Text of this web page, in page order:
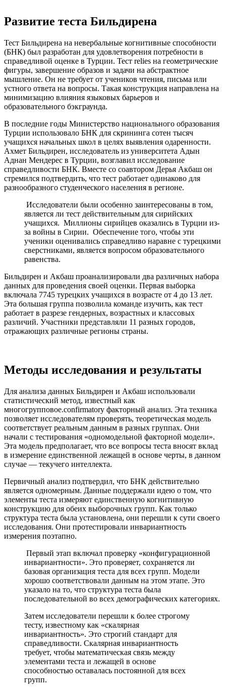
Развитие теста Бильдирена
Тест Бильдирена на невербальные когнитивные способности
(БНК) был разработан для удовлетворения потребности в
справедливой оценке в Турции. Тест relies на геометрические
фигуры, завершение образов и задачи на абстрактное
мышление. Он не требует от учеников чтения, письма или
устного ответа на вопросы. Такая конструкция направлена на
минимизацию влияния языковых барьеров и
образовательного бэкграунда.
В последние годы Министерство национального образования
Турции использовало БНК для скрининга сотен тысяч
учащихся начальных школ в целях выявления одаренности.
Ахмет Бильдирен, исследователь из университета Адын
Аднан Мендерес в Турции, возглавил исследование
справедливости БНК. Вместе со соавтором Дерья Акбаш он
стремился подтвердить, что тест работает одинаково для
разнообразного студенческого населения в регионе.
Исследователи были особенно заинтересованы в том,
является ли тест действительным для сирийских
учащихся. Миллионы сирийцев оказались в Турции из-
за войны в Сирии. Обеспечение того, чтобы эти
ученики оценивались справедливо наравне с турецкими
сверстниками, является вопросом образовательного
равенства.
Бильдирен и Акбаш проанализировали два различных набора
данных для проведения своей оценки. Первая выборка
включала 7745 турецких учащихся в возрасте от 4 до 13 лет.
Эта большая группа позволила команде изучить, как тест
работает в разрезе гендерных, возрастных и классовых
различий. Участники представляли 11 разных городов,
отражающих различные регионы страны.
Методы исследования и результаты
Для анализа данных Бильдирен и Акбаш использовали
статистический метод, известный как
многогрупповое.confirmatory факторный анализ. Эта техника
позволяет исследователям проверять, теоретическая модель
соответствует реальным данным в разных группах. Они
начали с тестирования «одномодельной факторной модели».
Эта модель предполагает, что все вопросы теста вносят вклад
в измерение единственной лежащей в основе черты, в данном
случае — текучего интеллекта.
Первичный анализ подтвердил, что БНК действительно
является одномерным. Данные поддержали идею о том, что
элементы теста измеряют единственную когнитивную
конструкцию для обеих выборочных групп. Как только
структура теста была установлена, они перешли к сути своего
исследования. Они протестировали инвариантность
измерения поэтапно.
Первый этап включал проверку «конфигурационной
инвариантности». Это проверяет, сохраняется ли
базовая организация теста для всех групп. Модели
хорошо соответствовали данным на этом этапе. Это
указало на то, что структура теста была
последовательной во всех демографических категориях.
Затем исследователи перешли к более строгому
тесту, известному как «скалярная
инвариантность». Это строгий стандарт для
справедливости. Скалярная инвариантность
требует, чтобы математическая связь между
элементами теста и лежащей в основе
способностью оставалась постоянной для всех
групп.